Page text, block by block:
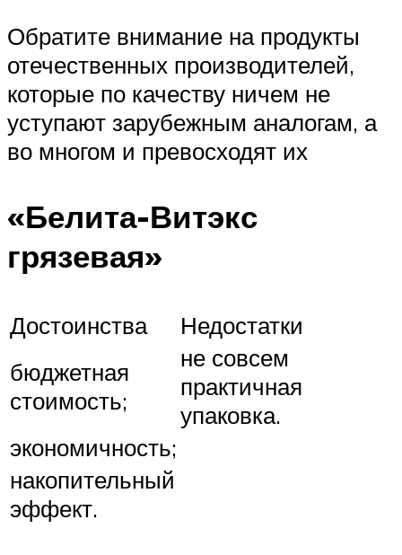
Обратите внимание на продукты
отечественных производителей,
которые по качеству ничем не
уступают зарубежным аналогам, а
во многом и превосходят их
«Белита-Витэкс
грязевая»
Достоинства
Недостатки
бюджетная
стоимость;
не совсем
практичная
упаковка.
экономичность;
накопительный
эффект.